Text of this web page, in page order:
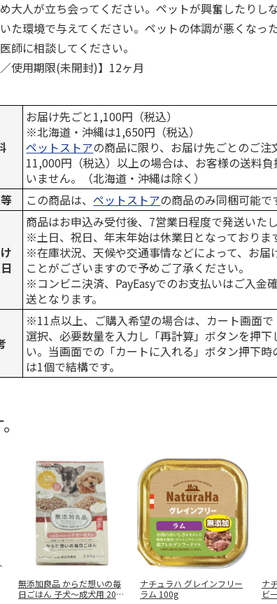
大人が立ち会ってください。ペットが興奮したりしな
た環境で与えてください。ペットの体調が悪くなっ
師に相談してください。
／使用期限(未開封)】12ヶ月
お届け先ごと1,100円（税込）
※北海道・沖縄は1,650円（税込）
ペットストアの商品に限り、お届け先ごとのご注
11,000円（税込）以上の場合は、お客様の送料負
いません。（北海道・沖縄は除く）
この商品は、ペットストアの商品のみ同梱可能で
商品はお申込み受付後、7営業日程度で発送いたし
※土日、祝日、年末年始は休業日となっておりま
※在庫状況、天候や交通事情などによって、お届
ことがございますので予めご了承ください。
※コンビニ決済、PayEasyでのお支払いはご入金
送となります。
※11点以上、ご購入希望の場合は、カート画面で
選択、必要数量を入力し「再計算」ボタンを押下
い。当画面での「カートに入れる」ボタン押下時
は1個で結構です。
無添加良品 からだ想いの毎
日ごはん 子犬～成犬用 200
ナチュラハ グレインフリー
ラム 100g
ナ
ビ